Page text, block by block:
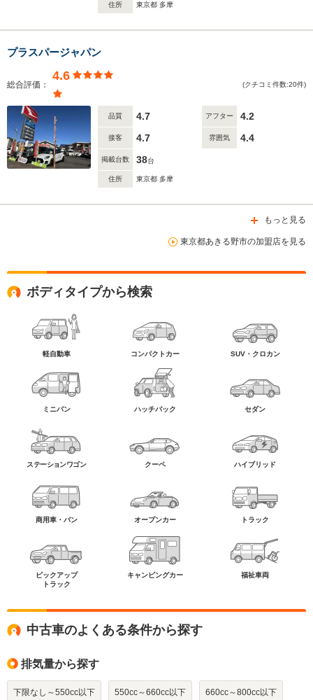
住所 東京都 多摩
プラスパージャパン
総合評価：
4.6
(クチコミ件数:20件)
品質 4.7 アフター 4.2
接客 4.7 雰囲気 4.4
掲載台数 38台
住所 東京都 多摩
もっと見る
東京都あきる野市の加盟店を見る
ボディタイプから検索
軽自動車 コンパクトカー SUV・クロカン
ミニバン ハッチバック セダン
ステーションワゴン クーペ ハイブリッド
商用車・バン オープンカー トラック
ピックアップ
トラック
キャンピングカー 福祉車両
中古車のよくある条件から探す
排気量から探す
下限なし～550cc以下 550cc～660cc以下 660cc～800cc以下